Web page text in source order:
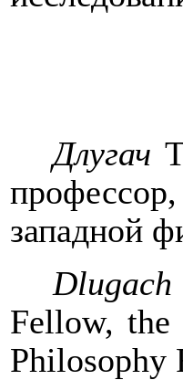
Длугач
западной
Dlugach
Fellow, the
Philosophy